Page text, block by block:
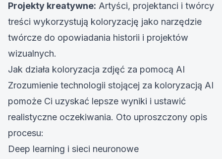
Projekty kreatywne: Artyści, projektanci i twórcy
treści wykorzystują koloryzację jako narzędzie
twórcze do opowiadania historii i projektów
wizualnych.
Jak działa koloryzacja zdjęć za pomocą AI
Zrozumienie technologii stojącej za koloryzacją AI
pomoże Ci uzyskać lepsze wyniki i ustawić
realistyczne oczekiwania. Oto uproszczony opis
procesu:
Deep learning i sieci neuronowe